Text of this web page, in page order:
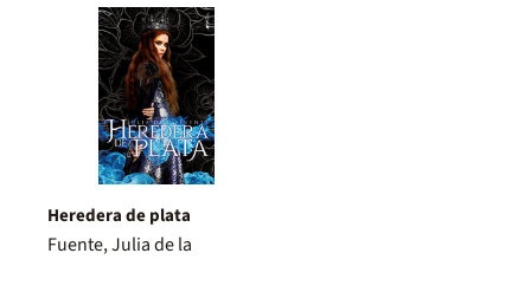
Heredera de plata
Fuente, Julia de la